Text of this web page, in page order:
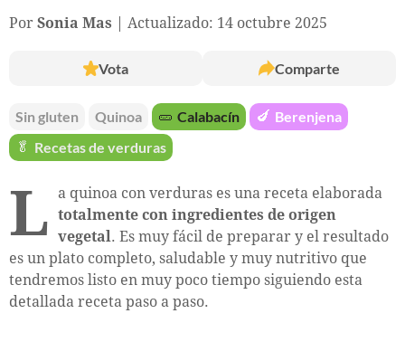
Por Sonia Mas Actualizado: 14 octubre 2025
Vota Comparte
Sin gluten Quinoa 🥒 Calabacín 🍆 Berenjena
🥬 Recetas de verduras
L a quinoa con verduras es una receta elaborada
totalmente con ingredientes de origen
vegetal . Es muy fácil de preparar y el resultado
es un plato completo, saludable y muy nutritivo que
tendremos listo en muy poco tiempo siguiendo esta
detallada receta paso a paso.